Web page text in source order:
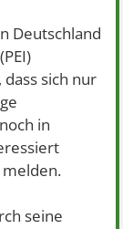
Deutschland
sich nur
in
melden.
seine